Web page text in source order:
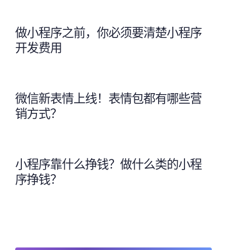
做小程序之前，你必须要清楚小程序
开发费用
微信新表情上线！表情包都有哪些营
销方式？
小程序靠什么挣钱？做什么类的小程
序挣钱？